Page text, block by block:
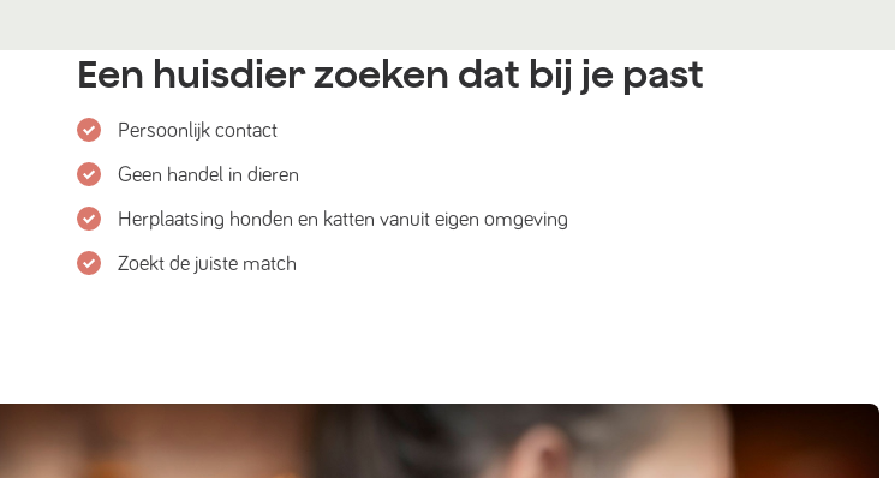
Een huisdier zoeken dat bij je past
Persoonlijk contact
Geen handel in dieren
Herplaatsing honden en katten vanuit eigen omgeving
Zoekt de juiste match